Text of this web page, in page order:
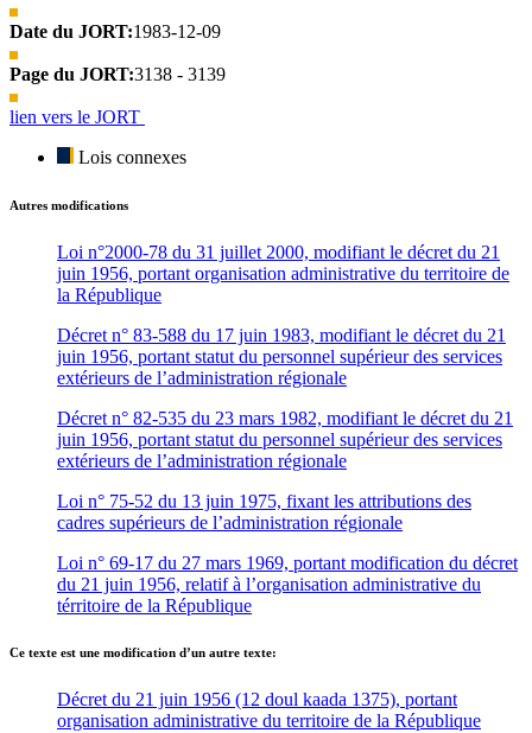
Date du JORT:1983-12-09
Page du JORT:3138 - 3139
lien vers le JORT
Lois connexes
Autres modifications
Loi n°2000-78 du 31 juillet 2000, modifiant le décret du 21
juin 1956, portant organisation administrative du territoire de
la République
Décret n° 83-588 du 17 juin 1983, modifiant le décret du 21
juin 1956, portant statut du personnel supérieur des services
extérieurs de l’administration régionale
Décret n° 82-535 du 23 mars 1982, modifiant le décret du 21
juin 1956, portant statut du personnel supérieur des services
extérieurs de l’administration régionale
Loi n° 75-52 du 13 juin 1975, fixant les attributions des
cadres supérieurs de l’administration régionale
Loi n° 69-17 du 27 mars 1969, portant modification du décret
du 21 juin 1956, relatif à l’organisation administrative du
térritoire de la République
Ce texte est une modification d’un autre texte:
Décret du 21 juin 1956 (12 doul kaada 1375), portant
organisation administrative du territoire de la République